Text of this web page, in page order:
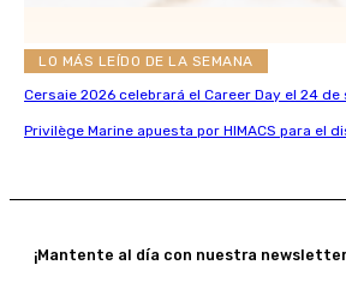
LO MÁS LEÍDO DE LA SEMANA
Cersaie 2026 celebrará el Career Day el 24
Privilège Marine apuesta por HIMACS para el
¡Mantente al día con nuestra